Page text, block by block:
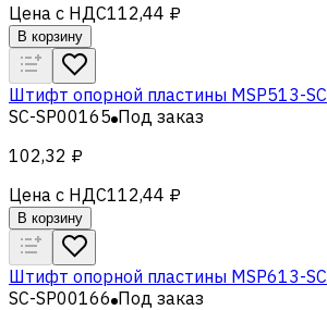
Цена с НДС112,44 ₽
В корзину
Штифт опорной пластины MSP513-SC
SC-SP00165 Под заказ
102,32 ₽
Цена с НДС112,44 ₽
В корзину
Штифт опорной пластины MSP613-SC
SC-SP00166 Под заказ